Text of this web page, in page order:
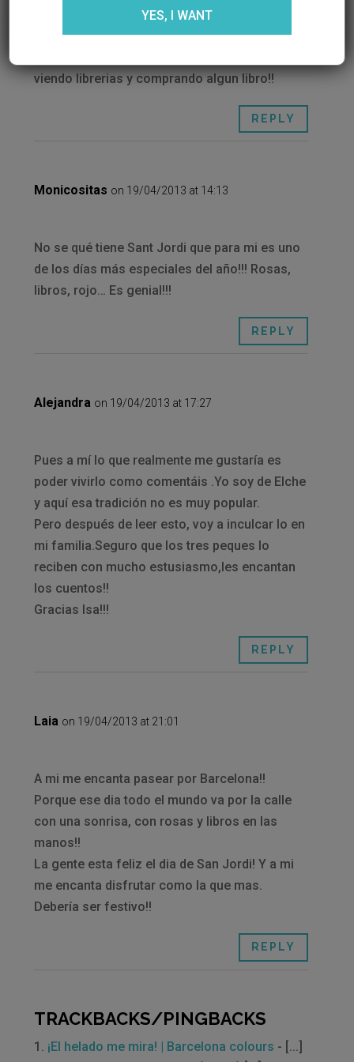
viendo librerias y comprando algun libro!!
REPLY
Monicositas on 19/04/2013 at 14:13
No se qué tiene Sant Jordi que para mi es uno
de los días más especiales del año!!! Rosas,
libros, rojo… Es genial!!!
REPLY
Alejandra on 19/04/2013 at 17:27
Pues a mí lo que realmente me gustaría es
poder vivirlo como comentáis .Yo soy de Elche
y aquí esa tradición no es muy popular.
Pero después de leer esto, voy a inculcar lo en
mi familia.Seguro que los tres peques lo
reciben con mucho estusiasmo,les encantan
los cuentos!!
Gracias Isa!!!
REPLY
Laia on 19/04/2013 at 21:01
A mi me encanta pasear por Barcelona!!
Porque ese dia todo el mundo va por la calle
con una sonrisa, con rosas y libros en las
manos!!
La gente esta feliz el dia de San Jordi! Y a mi
me encanta disfrutar como la que mas.
Debería ser festivo!!
REPLY
TRACKBACKS/PINGBACKS
¡El helado me mira! | Barcelona colours - [...]
YES, I WANT